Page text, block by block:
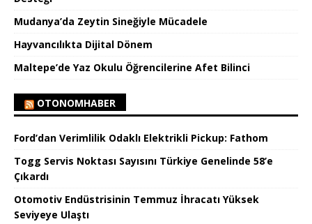
Mudanya’da Zeytin Sineğiyle Mücadele
Hayvancılıkta Dijital Dönem
Maltepe’de Yaz Okulu Öğrencilerine Afet Bilinci
OTONOMHABER
Ford’dan Verimlilik Odaklı Elektrikli Pickup: Fathom
Togg Servis Noktası Sayısını Türkiye Genelinde 58’e
Çıkardı
Otomotiv Endüstrisinin Temmuz İhracatı Yüksek
Seviyeye Ulaştı